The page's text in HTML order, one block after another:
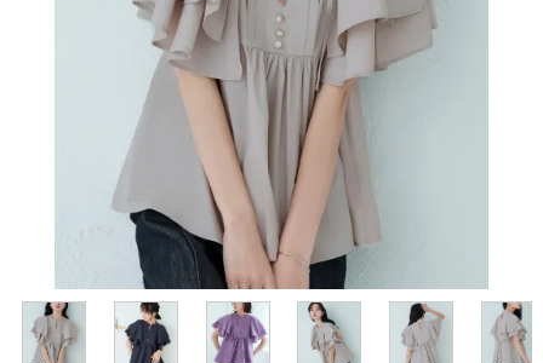
●パール＆ビジュー
付きリボンサテン
●グリッターチャン
キーローヒールパ
ンプス「SH1768」
●ビジューハンドル
スパンコール刺繍
レースハンドバッ
グ「BA1762」